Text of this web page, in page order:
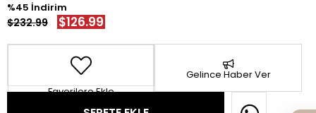
45
$232.99 $126.99
Favorilere Ekle
Gelince Haber Ver